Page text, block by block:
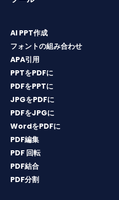
AI PPT作成
フォントの組み合わせ
APA引用
PPTをPDFに
PDFをPPTに
JPGをPDFに
PDFをJPGに
WordをPDFに
PDF編集
PDF 回転
PDF結合
PDF分割